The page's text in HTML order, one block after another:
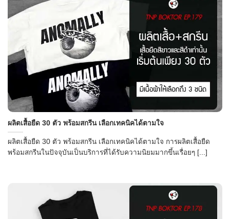
ผลิตเสื้อยืด 30 ตัว พร้อมสกรีน เลือกเทคนิคได้ตามใจ
ผลิตเสื้อยืด 30 ตัว พร้อมสกรีน เลือกเทคนิคได้ตามใจ การผลิตเสื้อยืด
พร้อมสกรีนในปัจจุบันเป็นบริการที่ได้รับความนิยมมากขึ้นเรื่อยๆ [...]